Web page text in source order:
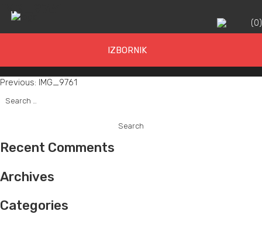
IZBORNIK
(0)
IMG_9761
Post
navigation
Previous: IMG_9761
for:
Recent Comments
Archives
Categories